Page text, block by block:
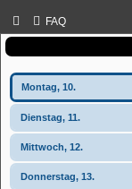
FAQ
Montag, 10.
Dienstag, 11.
Mittwoch, 12.
Donnerstag, 13.